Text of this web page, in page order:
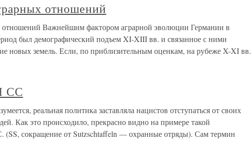
отношений
Важнейшим фактором аграрной эволюции Германии в
был демографический подъем XI-XIII вв. и связанное с ними
новых земель. Если, по приблизительным оценкам, на рубеже X-XI вв.
СС
реальная политика заставляла нацистов отступаться от своих
Как это происходило, прекрасно видно на примере такой
(SS, сокращение от Sutzschtaffeln — охранные отряды). Сам термин